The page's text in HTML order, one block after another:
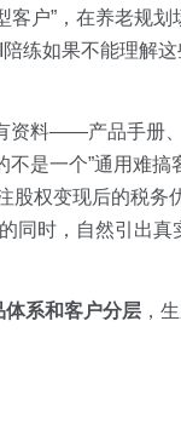
户”，在养老规
练如果不能理解
资料——产品手
是一个”通用难搞
股权变现后的税
同时，自然引出真
体系和客户分层 ，